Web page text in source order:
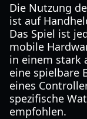
Die Nutzung
ist auf
Das Spiel ist
mobile
in einem stark
eine spielbare
eines
spezifische
empfohlen.